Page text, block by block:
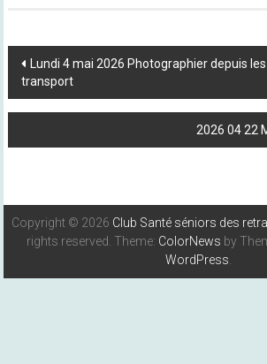
Post
Navigation
Lundi 4 mai 2026 Photographier depuis
transport
2026 04 22
Copyright © 2026 Club Santé séniors des
rights reserved. Theme: ColorNews by
WordPress